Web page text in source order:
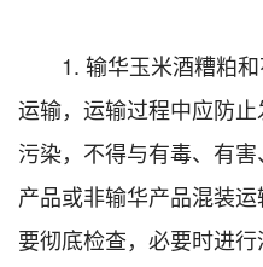
1. 输华玉米酒糟粕
运输，运输过程中应防
污染，不得与有毒、有
产品或非输华产品混装
要彻底检查，必要时进